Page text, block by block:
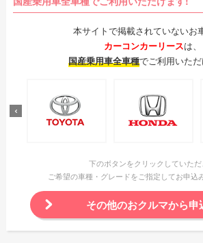
本サイトで掲載されていないお
カーコンカーリースは、
国産乗用車全車種でご利用いただ
下のボタンをクリックしていただ
ご希望の車種・グレードをご指定してお申込
その他のおクルマから申